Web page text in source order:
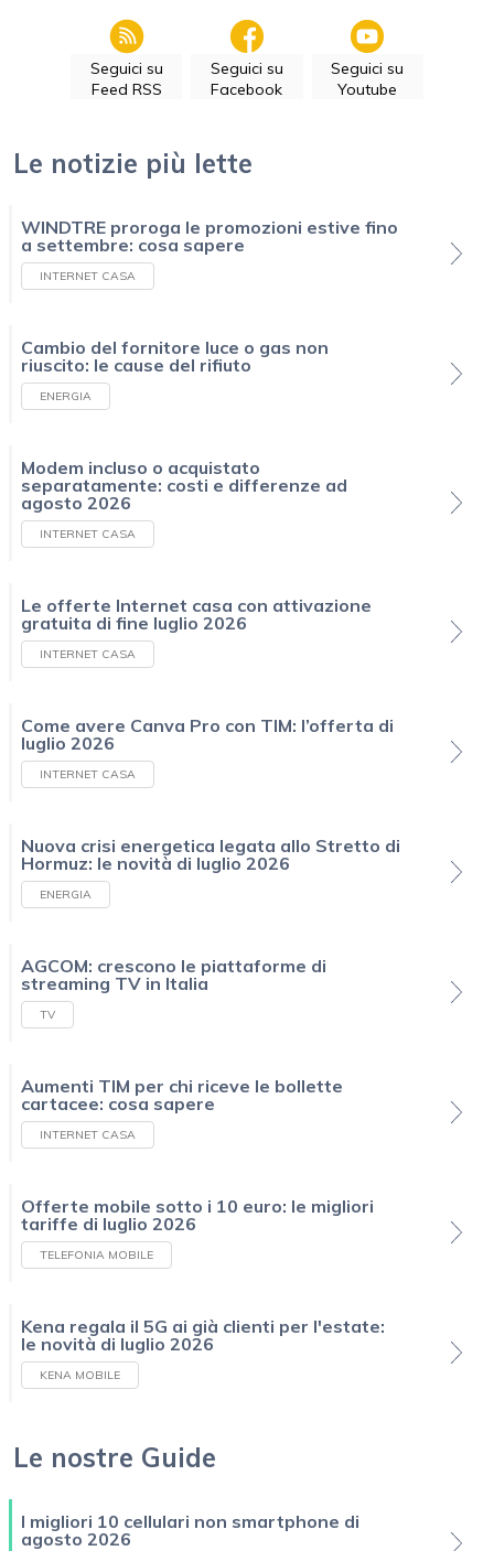
Seguici su
Feed RSS
Seguici su
Facebook
Seguici su
Youtube
Le notizie più lette
WINDTRE proroga le promozioni estive fino
a settembre: cosa sapere
INTERNET CASA
Cambio del fornitore luce o gas non
riuscito: le cause del rifiuto
ENERGIA
Modem incluso o acquistato
separatamente: costi e differenze ad
agosto 2026
INTERNET CASA
Le offerte Internet casa con attivazione
gratuita di fine luglio 2026
INTERNET CASA
Come avere Canva Pro con TIM: l’offerta di
luglio 2026
INTERNET CASA
Nuova crisi energetica legata allo Stretto di
Hormuz: le novità di luglio 2026
ENERGIA
AGCOM: crescono le piattaforme di
streaming TV in Italia
TV
Aumenti TIM per chi riceve le bollette
cartacee: cosa sapere
INTERNET CASA
Offerte mobile sotto i 10 euro: le migliori
tariffe di luglio 2026
TELEFONIA MOBILE
Kena regala il 5G ai già clienti per l'estate:
le novità di luglio 2026
KENA MOBILE
Le nostre Guide
I migliori 10 cellulari non smartphone di
agosto 2026